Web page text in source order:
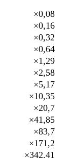
×0,08
×0,16
×0,32
×0,64
×1,29
×2,58
×5,17
×10,35
×20,7
×41,85
×83,7
×171,2
×342,41